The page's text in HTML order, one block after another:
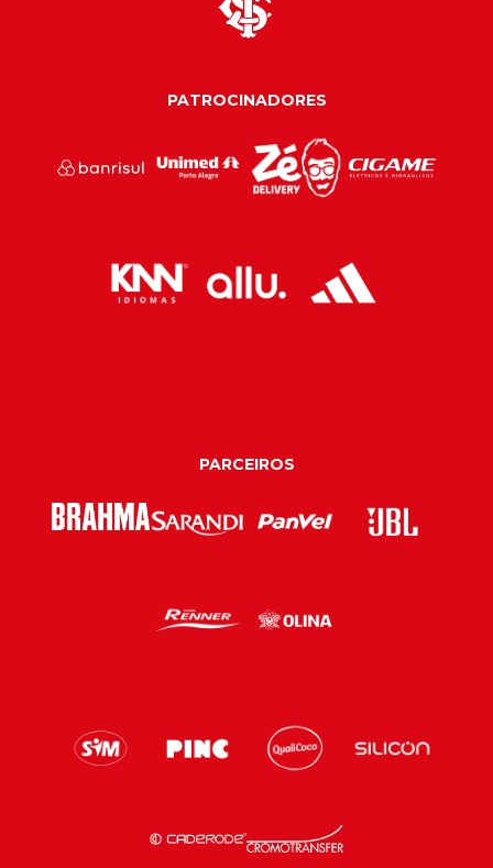
PATROCINADORES
PARCEIROS